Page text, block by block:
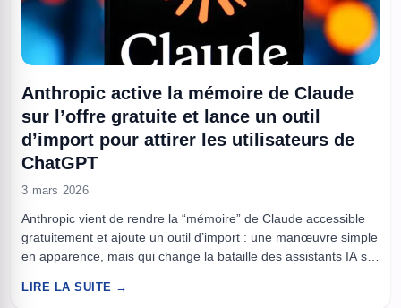
Anthropic active la mémoire de Claude
sur l’offre gratuite et lance un outil
d’import pour attirer les utilisateurs de
ChatGPT
3 mars 2026
Anthropic vient de rendre la “mémoire” de Claude accessible
gratuitement et ajoute un outil d’import : une manœuvre simple
en apparence, mais qui change la bataille des assistants IA sur
données. Pendant des mois, changer de chatbot ressemblait à
LIRE LA SUITE →